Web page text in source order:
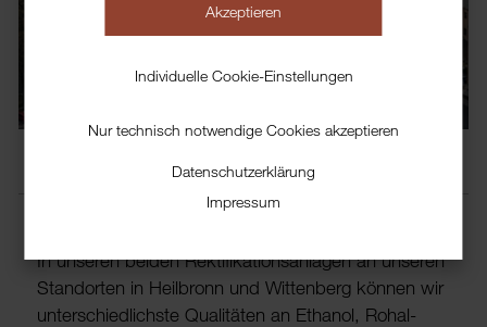
Akzeptieren
Individuelle Cookie-Einstellungen
Nur technisch notwendige Cookies akzeptieren
Datenschutzerklärung
Impressum
Sie haben Alkohol?
In unseren beiden Rekti­fi­ka­ti­ons­an­lagen an unseren
Stand­orten in Heil­bronn und Witten­berg können wir
unter­schied­lichste Quali­täten an Ethanol, Rohal­